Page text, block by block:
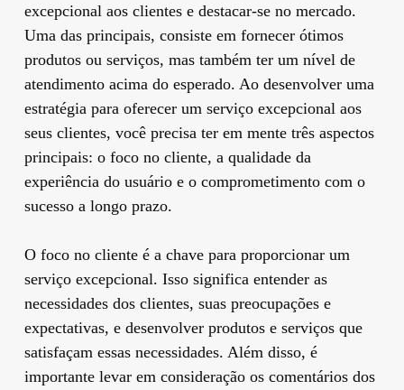
excepcional aos clientes e destacar-se no mercado.
Uma das principais, consiste em fornecer ótimos
produtos ou serviços, mas também ter um nível de
atendimento acima do esperado. Ao desenvolver uma
estratégia para oferecer um serviço excepcional aos
seus clientes, você precisa ter em mente três aspectos
principais: o foco no cliente, a qualidade da
experiência do usuário e o comprometimento com o
sucesso a longo prazo.
O foco no cliente é a chave para proporcionar um
serviço excepcional. Isso significa entender as
necessidades dos clientes, suas preocupações e
expectativas, e desenvolver produtos e serviços que
satisfaçam essas necessidades. Além disso, é
importante levar em consideração os comentários dos